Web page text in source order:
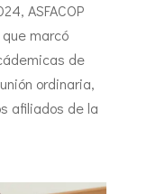
ASFACOP
marcó
de
ordinaria,
afiliados de la